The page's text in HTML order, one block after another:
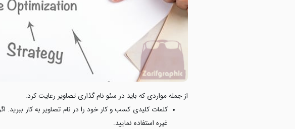
از جمله مواردی که باید در سئو نام گذاری تصاویر رعایت کرد:
کلمات کلیدی کسب و کار خود را در نام تصاویر به کار
غیره استفاده نمایید.